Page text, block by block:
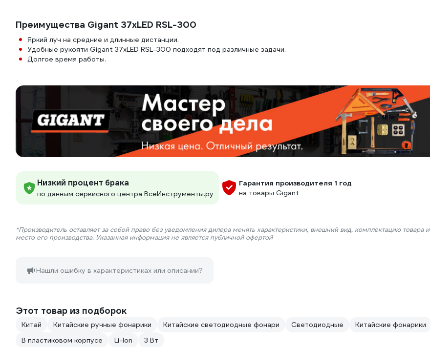
Преимущества Gigant 37хLED RSL-300
Яркий луч на средние и длинные дистанции.
Удобные рукояти Gigant 37хLED RSL-300 подходят под различные задачи.
Долгое время работы.
Низкий процент брака
по данным сервисного центра ВсеИнструменты.ру
Гарантия производителя 1 год
на товары Gigant
*Производитель оставляет за собой право без уведомления дилера менять характеристики, внешний вид, комплектацию товара и
место его производства. Указанная информация не является публичной офертой
Нашли ошибку в характеристиках или описании?
Этот товар из подборок
Китай Китайские ручные фонарики Китайские светодиодные фонари Светодиодные Китайские фонарики
В пластиковом корпусе
Li-Ion 3 Вт